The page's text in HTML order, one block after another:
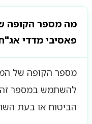
מה מספר הקופה
פאסיבי מדדי
להשתמש במספר זה
הביטוח או בעת